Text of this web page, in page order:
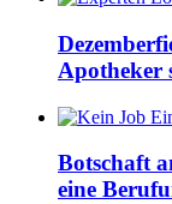
Apotheker
Botschaft
eine